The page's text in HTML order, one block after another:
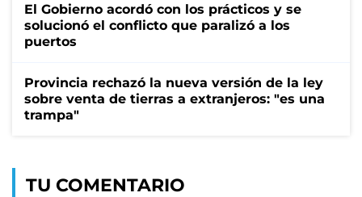
El Gobierno acordó con los prácticos y se
solucionó el conflicto que paralizó a los
puertos
Provincia rechazó la nueva versión de la ley
sobre venta de tierras a extranjeros: "es una
trampa"
TU COMENTARIO